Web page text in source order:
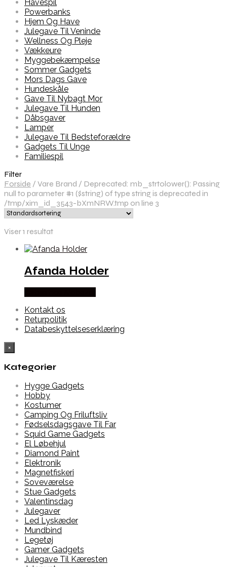
Havespil
Powerbanks
Hjem Og Have
Julegave Til Veninde
Wellness Og Pleje
Vækkeure
Myggebekæmpelse
Sommer Gadgets
Mors Dags Gave
Hundeskåle
Gave Til Nybagt Mor
Julegave Til Hunden
Dåbsgaver
Lamper
Julegave Til Bedsteforældre
Gadgets Til Unge
Familiespil
Filter
Forside / Vare Brand / Deprecated: mb_strtolower(): Passing
null to parameter #1 ($string) of type string is deprecated in
/tmp/xim_id_3543-bXmNRW.tmp on line 3
Viser 1 resultat
Afanda Holder
Kontakt os
Returpolitik
Databeskyttelseserklæring
×
Kategorier
Hygge Gadgets
Hobby
Kostumer
Camping Og Friluftsliv
Fødselsdagsgave Til Far
Squid Game Gadgets
El Løbehjul
Diamond Paint
Elektronik
Magnetfiskeri
Soveværelse
Stue Gadgets
Valentinsdag
Julegaver
Led Lyskæder
Mundbind
Legetøj
Gamer Gadgets
Julegave Til Kæresten